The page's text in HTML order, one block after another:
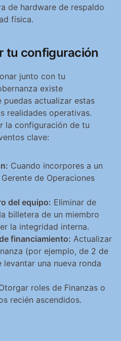
de hardware de respaldo
física.
tu configuración
junto con tu
existe
actualizar estas
realidades operativas.
la configuración de tu
clave:
Cuando incorpores a un
de Operaciones
del equipo: Eliminar de
billetera de un miembro
la integridad interna.
financiamiento: Actualizar
(por ejemplo, de 2 de
una nueva ronda
roles de Finanzas o
recién ascendidos.